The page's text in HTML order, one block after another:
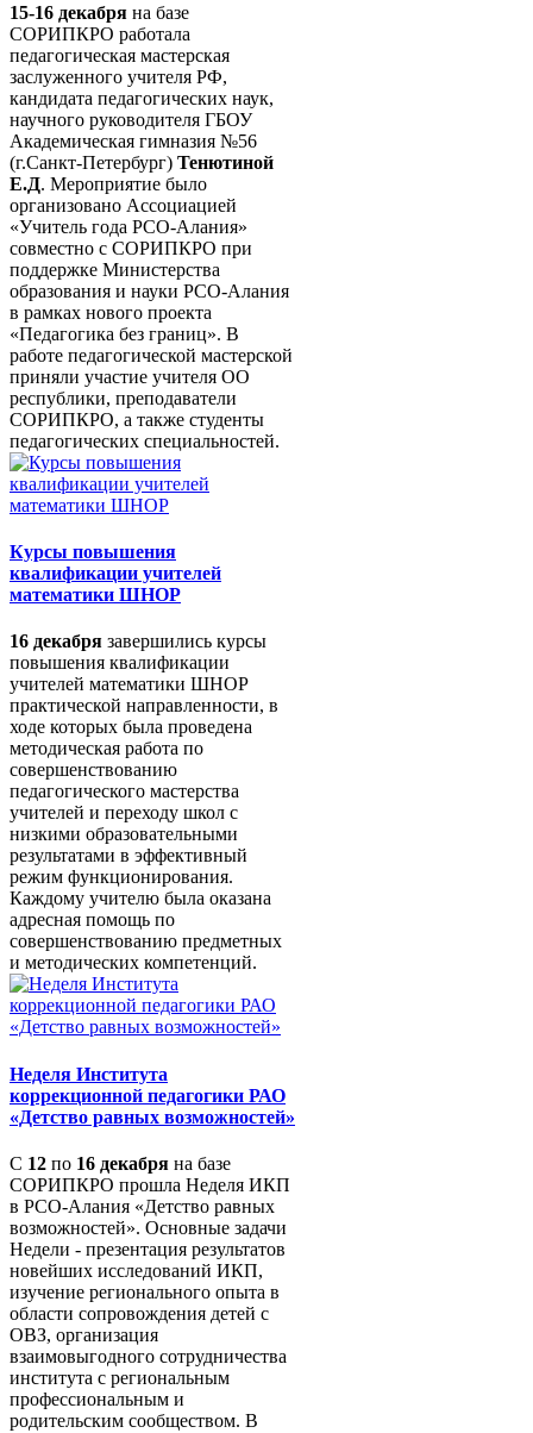
15-16 декабря на базе
СОРИПКРО работала
педагогическая мастерская
заслуженного учителя РФ,
кандидата педагогических наук,
научного руководителя ГБОУ
Академическая гимназия №56
(г.Санкт-Петербург) Тенютиной
Е.Д. Мероприятие было
организовано Ассоциацией
«Учитель года РСО-Алания»
совместно с СОРИПКРО при
поддержке Министерства
образования и науки РСО-Алания
в рамках нового проекта
«Педагогика без границ». В
работе педагогической мастерской
приняли участие учителя ОО
республики, преподаватели
СОРИПКРО, а также студенты
педагогических специальностей.
Курсы повышения
квалификации учителей
математики ШНОР
16 декабря завершились курсы
повышения квалификации
учителей математики ШНОР
практической направленности, в
ходе которых была проведена
методическая работа по
совершенствованию
педагогического мастерства
учителей и переходу школ с
низкими образовательными
результатами в эффективный
режим функционирования.
Каждому учителю была оказана
адресная помощь по
совершенствованию предметных
и методических компетенций.
Неделя Института
коррекционной педагогики РАО
«Детство равных возможностей»
С 12 по 16 декабря на базе
СОРИПКРО прошла Неделя ИКП
в РСО-Алания «Детство равных
возможностей». Основные задачи
Недели - презентация результатов
новейших исследований ИКП,
изучение регионального опыта в
области сопровождения детей с
ОВЗ, организация
взаимовыгодного сотрудничества
института с региональным
профессиональным и
родительским сообществом. В